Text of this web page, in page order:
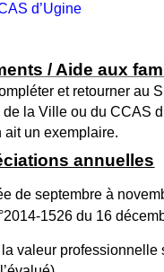
d’Ugine
/ Aide aux
et retourner au
de la Ville ou du CCAS
un exemplaire.
annuelles
de septembre à
1526 du 16
la valeur